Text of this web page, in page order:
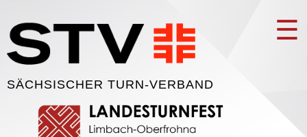
SÄCHSISCHER TURN-VERBAND
☰